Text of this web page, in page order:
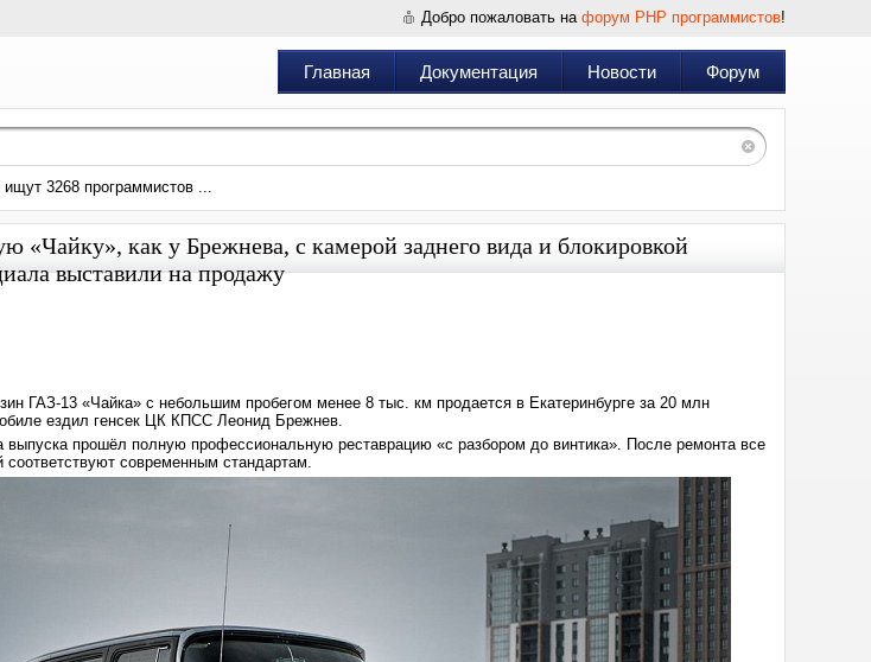
Добро пожаловать на форум PHP программистов!
Главная Документация Новости Форум
ищут 3268 программистов ...
«Чайку», как у Брежнева, с камерой заднего вида и блокировкой
выставили на продажу
ГАЗ-13 «Чайка» с небольшим пробегом менее 8 тыс. км продается в Екатеринбурге за 20 млн
ездил генсек ЦК КПСС Леонид Брежнев.
выпуска прошёл полную профессиональную реставрацию «с разбором до винтика». После ремонта все
соответствуют современным стандартам.